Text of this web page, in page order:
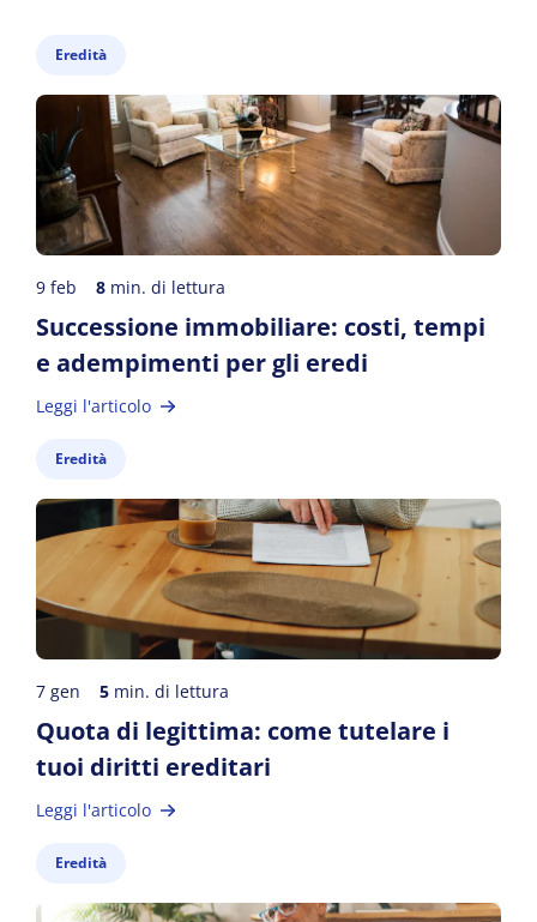
Eredità
9 feb 8 min. di lettura
Successione immobiliare: costi, tempi
e adempimenti per gli eredi
Leggi l'articolo
Eredità
7 gen 5 min. di lettura
Quota di legittima: come tutelare i
tuoi diritti ereditari
Leggi l'articolo
Eredità